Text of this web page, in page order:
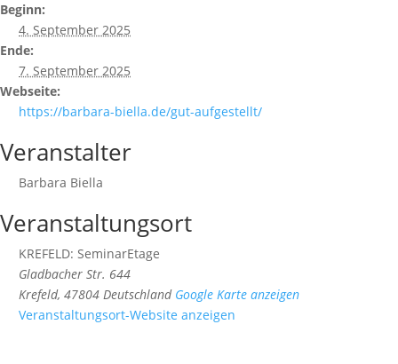
Beginn:
4. September 2025
Ende:
7. September 2025
Webseite:
https://barbara-biella.de/gut-aufgestellt/
Veranstalter
Barbara Biella
Veranstaltungsort
KREFELD: SeminarEtage
Gladbacher Str. 644
Krefeld, 47804 Deutschland Google Karte anzeigen
Veranstaltungsort-Website anzeigen